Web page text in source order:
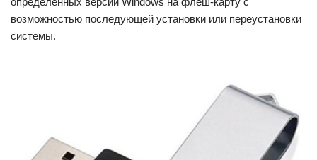
возможностью последующей установки или переустановки
системы.